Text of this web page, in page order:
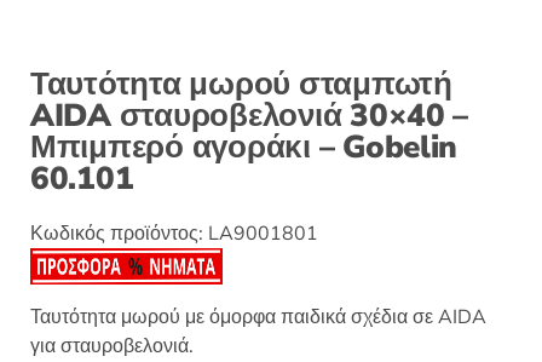
Ταυτότητα μωρού σταμπωτή
AIDA σταυροβελονιά 30×40 –
Μπιμπερό αγοράκι – Gobelin
60.101
Κωδικός προϊόντος: LA9001801
Ταυτότητα μωρού με όμορφα παιδικά σχέδια σε AIDA
για σταυροβελονιά.